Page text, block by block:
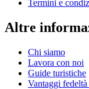
Termini e
Altre
Chi siamo
Lavora con noi
Guide turistiche
Vantaggi